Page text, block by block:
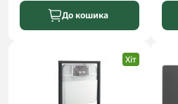
До кошика
Хіт